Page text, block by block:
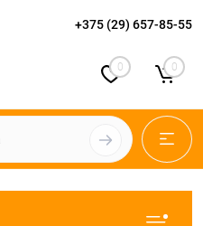
+375 (29) 657-85-55
0 0